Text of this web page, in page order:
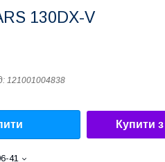
130DX-V
121001004838
Купити з
41